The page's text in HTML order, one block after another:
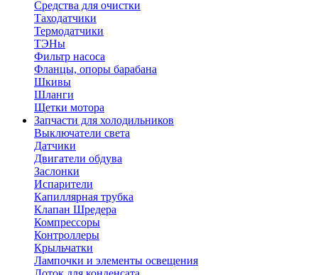
Средства для очистки
Таходатчики
Термодатчики
ТЭНы
Фильтр насоса
Фланцы, опоры барабана
Шкивы
Шланги
Щетки мотора
Запчасти для холодильников
Выключатели света
Датчики
Двигатели обдува
Заслонки
Испарители
Капиллярная трубка
Клапан Шредера
Компрессоры
Контроллеры
Крыльчатки
Лампочки и элементы освещения